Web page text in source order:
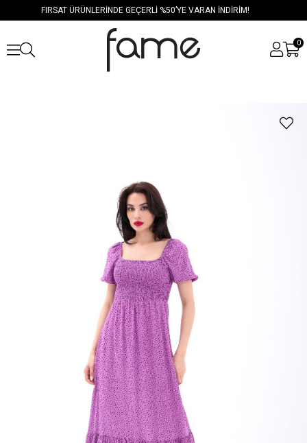
FIRSAT ÜRÜNLERİNDE GEÇERLİ %50’YE VARAN İNDİRİM!
0